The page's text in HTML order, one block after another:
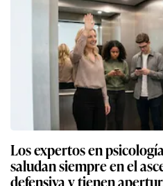
Los expertos en
saludan siempre en el
defensiva y tienen